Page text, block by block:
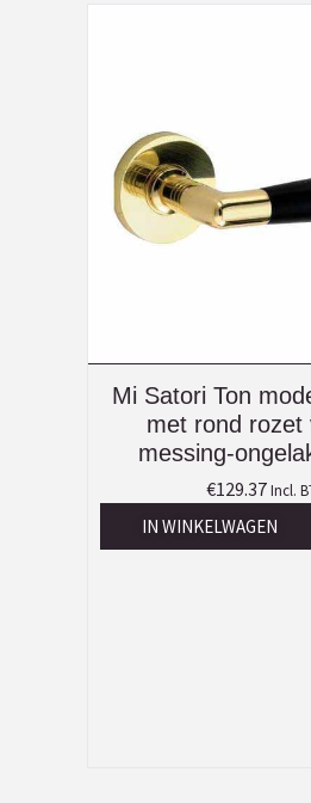
Mi Satori Ton
met rond rozet
messing-
€129.37 Incl.
IN WINKELWAGEN